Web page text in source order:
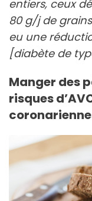
entiers, ceux
80 g/j de
eu une
[diabète de
Manger des
risques